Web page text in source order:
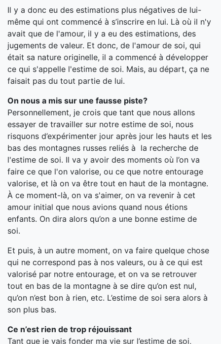
Il y a donc eu des estimations plus négatives de lui-
même qui ont commencé à s’inscrire en lui. Là où il n'y
avait que de l'amour, il y a eu des estimations, des
jugements de valeur. Et donc, de l'amour de soi, qui
était sa nature originelle, il a commencé à développer
ce qui s'appelle l'estime de soi. Mais, au départ, ça ne
faisait pas du tout partie de lui.
On nous a mis sur une fausse piste?
Personnellement, je crois que tant que nous allons
essayer de travailler sur notre estime de soi, nous
risquons d’expérimenter jour après jour les hauts et les
bas des montagnes russes reliés à la recherche de
l'estime de soi. Il va y avoir des moments où l’on va
faire ce que l'on valorise, ou ce que notre entourage
valorise, et là on va être tout en haut de la montagne.
À ce moment-là, on va s'aimer, on va revenir à cet
amour initial que nous avions quand nous étions
enfants. On dira alors qu’on a une bonne estime de
soi.
Et puis, à un autre moment, on va faire quelque chose
qui ne correspond pas à nos valeurs, ou à ce qui est
valorisé par notre entourage, et on va se retrouver
tout en bas de la montagne à se dire qu’on est nul,
qu’on n’est bon à rien, etc. L’estime de soi sera alors à
son plus bas.
Ce n’est rien de trop réjouissant
Tant que je vais fonder ma vie sur l’estime de soi,